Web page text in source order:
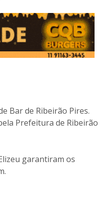
Bar de Ribeirão Pires.
Prefeitura de Ribeirão
garantiram os